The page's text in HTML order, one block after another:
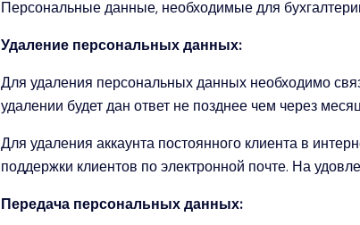
Персональные данные, необходимые для
Удаление персональных данных:
Для удаления персональных данных необходимо
удалении будет дан ответ не позднее чем через
Для удаления аккаунта постоянного клиента в
поддержки клиентов по электронной почте. На
Передача персональных данных: